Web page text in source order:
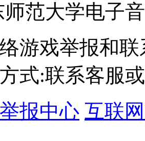
范大学电子
游戏举报和
式:联系客服
报中心 互联